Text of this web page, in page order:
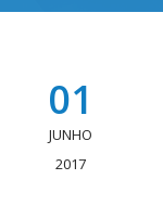
01
JUNHO
2017